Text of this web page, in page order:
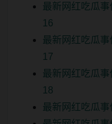
最新网红吃瓜
16
最新网红吃瓜
17
最新网红吃瓜
18
最新网红吃瓜